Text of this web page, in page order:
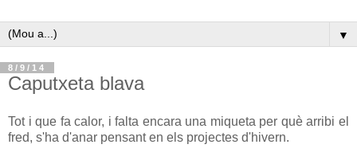
▼
8/9/14
Caputxeta blava
Tot i que fa calor, i falta encara una miqueta per què arribi el
fred, s'ha d'anar pensant en els projectes d'hivern.